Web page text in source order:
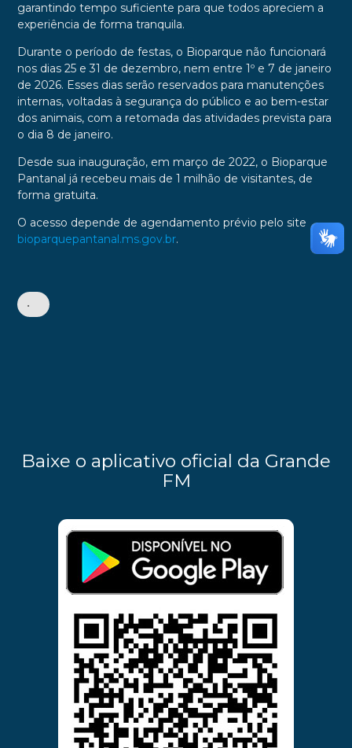
garantindo tempo suficiente para que todos apreciem a
experiência de forma tranquila.
Durante o período de festas, o Bioparque não funcionará
nos dias 25 e 31 de dezembro, nem entre 1º e 7 de janeiro
de 2026. Esses dias serão reservados para manutenções
internas, voltadas à segurança do público e ao bem-estar
dos animais, com a retomada das atividades prevista para
o dia 8 de janeiro.
Desde sua inauguração, em março de 2022, o Bioparque
Pantanal já recebeu mais de 1 milhão de visitantes, de
forma gratuita.
O acesso depende de agendamento prévio pelo site
bioparquepantanal.ms.gov.br.
•
Baixe o aplicativo oficial da Grande
FM